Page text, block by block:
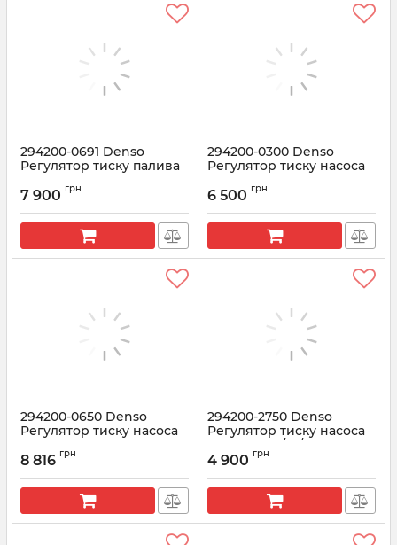
294200-0691 Denso
Регулятор тиску палива
Артикул: 294200-0691
7 900 грн
294200-0300 Denso
Регулятор тиску насоса
Артикул: 294200-0300
6 500 грн
294200-0650 Denso
Регулятор тиску насоса
Артикул:
8 816 грн
294200-2750 Denso
Регулятор тиску насоса
ISUZU 4HK1/4J/4JJ1
Артикул: 294200-2750
4 900 грн